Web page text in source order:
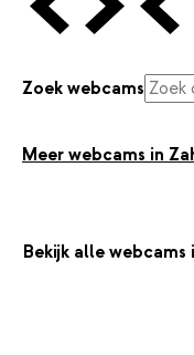
Zoek webcams
Meer webcams in
Bekijk alle